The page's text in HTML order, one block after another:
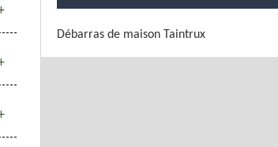
Débarras de maison Taintrux